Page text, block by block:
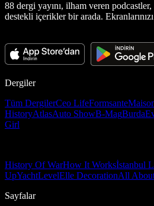
88 dergi yayını, ilham veren
destekli içerikler bir arada.
Dergiler
Tüm DergilerCeo LifeFormsante
HistoryAtlasAuto ShowB-MagBurda
Girl
History Of WarHow It Worksİstanbul
UpYachtLevelElle DecorationAll
Sayfalar